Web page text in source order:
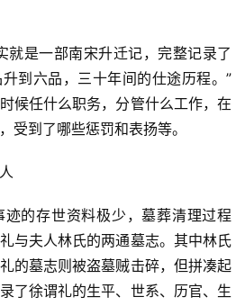
是一部南宋升迁记，完整记录了
到六品，三十年间的仕途历程。”
候任什么职务，分管什么工作，在
受到了哪些惩罚和表扬等。
的存世资料极少，墓葬清理过程
与夫人林氏的两通墓志。其中林氏
的墓志则被盗墓贼击碎，但拼凑起
了徐谓礼的生平、世系、历官、生